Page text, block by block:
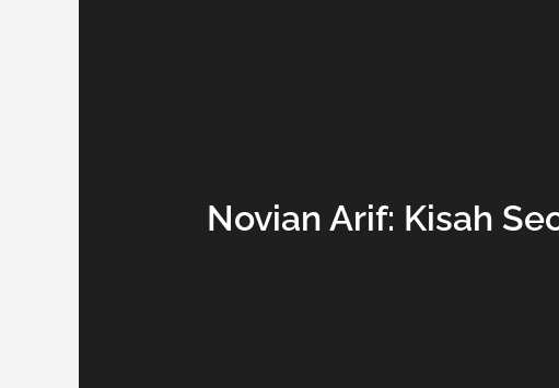
Novian Arif: Kisah